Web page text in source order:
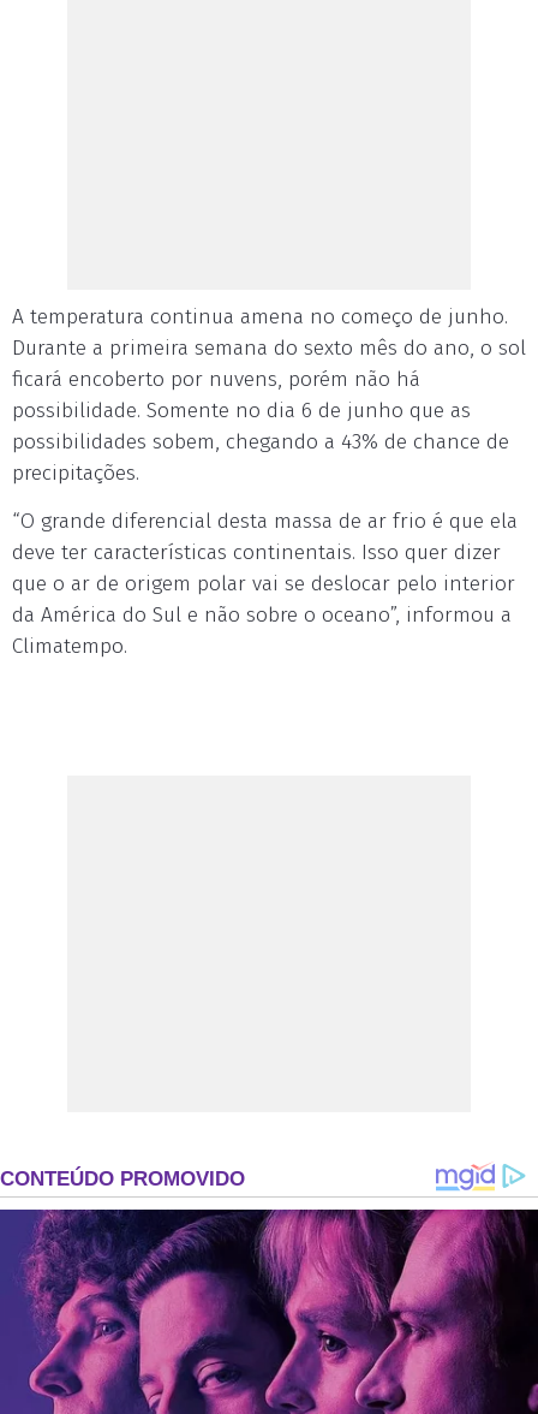
A temperatura continua amena no começo de junho.
Durante a primeira semana do sexto mês do ano, o sol
ficará encoberto por nuvens, porém não há
possibilidade. Somente no dia 6 de junho que as
possibilidades sobem, chegando a 43% de chance de
precipitações.
“O grande diferencial desta massa de ar frio é que ela
deve ter características continentais. Isso quer dizer
que o ar de origem polar vai se deslocar pelo interior
da América do Sul e não sobre o oceano”, informou a
Climatempo.